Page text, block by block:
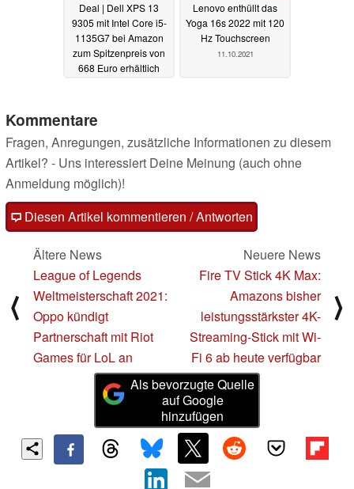
Deal | Dell XPS 13
9305 mit Intel Core i5-
1135G7 bei Amazon
zum Spitzenpreis von
668 Euro erhältlich
Lenovo enthüllt das
Yoga 16s 2022 mit 120
Hz Touchscreen
11.10.2021
Kommentare
Fragen, Anregungen, zusätzliche Informationen zu diesem
Artikel? - Uns interessiert Deine Meinung (auch ohne
Anmeldung möglich)!
Diesen Artikel kommentieren / Antworten
⟨
Ältere News
League of Legends
Weltmeisterschaft 2021:
Oppo kündigt
Partnerschaft mit Riot
Games für LoL an
Neuere News
Fire TV Stick 4K Max:
Amazons bisher
leistungsstärkster 4K-
Streaming-Stick mit Wi-
Fi 6 ab heute verfügbar
⟩
Als bevorzugte Quelle
auf Google
hinzufügen